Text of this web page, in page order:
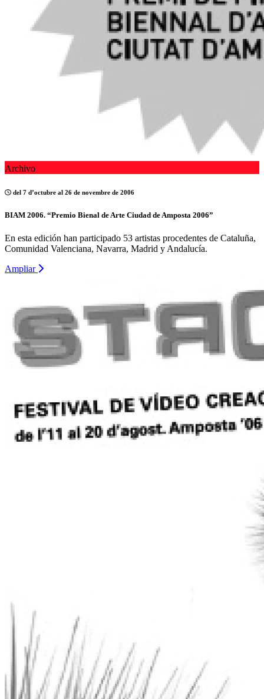
Archivo
del 7 d’octubre al 26 de novembre de 2006
BIAM 2006. “Premio Bienal de Arte Ciudad de Amposta 2006”
En esta edición han participado 53 artistas procedentes de Cataluña,
Comunidad Valenciana, Navarra, Madrid y Andalucía.
Ampliar